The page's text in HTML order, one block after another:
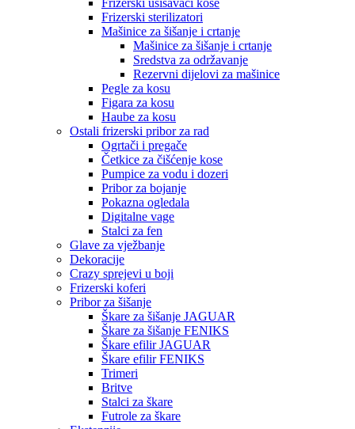
Frizerski usisavači kose
Frizerski sterilizatori
Mašinice za šišanje i crtanje
Mašinice za šišanje i crtanje
Sredstva za održavanje
Rezervni dijelovi za mašinice
Pegle za kosu
Figara za kosu
Haube za kosu
Ostali frizerski pribor za rad
Ogrtači i pregače
Četkice za čišćenje kose
Pumpice za vodu i dozeri
Pribor za bojanje
Pokazna ogledala
Digitalne vage
Stalci za fen
Glave za vježbanje
Dekoracije
Crazy sprejevi u boji
Frizerski koferi
Pribor za šišanje
Škare za šišanje JAGUAR
Škare za šišanje FENIKS
Škare efilir JAGUAR
Škare efilir FENIKS
Trimeri
Britve
Stalci za škare
Futrole za škare